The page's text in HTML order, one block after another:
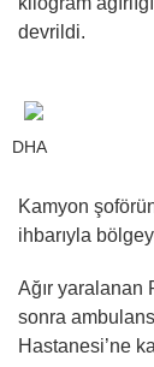
devrildi.
DHA
Kamyon
ihbarıyla
Ağır yaralanan
sonra
Hastanesi’ne